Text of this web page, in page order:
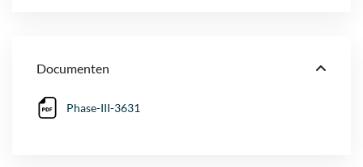
Documenten
Phase-III-3631